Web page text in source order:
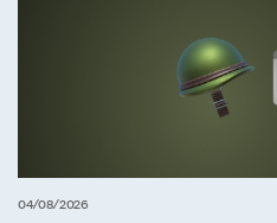
04/08/2026